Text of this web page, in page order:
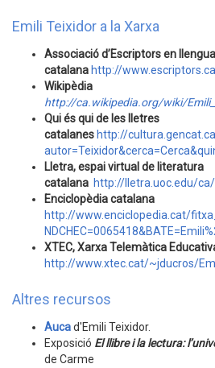
Emili Teixidor a la Xarxa
Associació d’Escriptors en llengua
catalana http://
Wikipèdia
http://ca.wikipedia.org/wiki/
Qui és qui de les lletres
catalanes http://
Lletra, espai virtual de literatura
catalana http://lletra.uoc.edu/
Enciclopèdia catalana
http://www.enciclopedia.cat/
XTEC, Xarxa Telemàtica
http://www.xtec.cat/~jducros/
Altres recursos
Aucad'Emili Teixidor.
Exposició El llibre i la lectura:
de Carme